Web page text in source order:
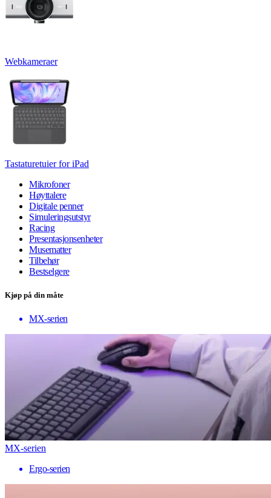
Webkameraer
Tastaturetuier for iPad
Mikrofoner
Høyttalere
Digitale penner
Simuleringsutstyr
Racing
Presentasjonsenheter
Musematter
Tilbehør
Bestselgere
Kjøp på din måte
MX-serien
MX-serien
Ergo-serien